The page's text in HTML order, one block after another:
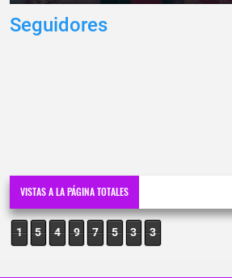
Seguidores
VISTAS A LA PÁGINA TOTALES
1 5 4 9 7 5 3 3